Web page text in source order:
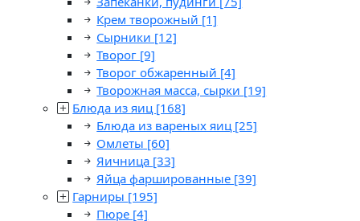
Крем творожный [1]
Сырники [12]
Творог [9]
Творог обжаренный [4]
Творожная масса, сырки [19]
Блюда из яиц [168]
Блюда из вареных яиц [25]
Омлеты [60]
Яичница [33]
Яйца фаршированные [39]
Гарниры [195]
Пюре [4]